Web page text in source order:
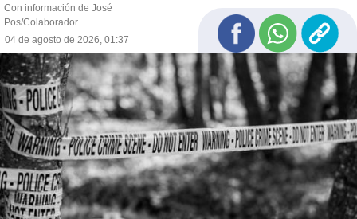
Con información de José
Pos/Colaborador
04 de agosto de 2026, 01:37